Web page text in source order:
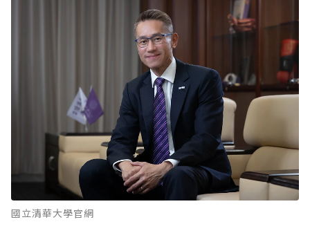
國立清華大學官網